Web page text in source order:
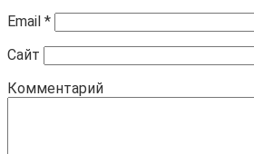
Email *
Сайт
Комментарий